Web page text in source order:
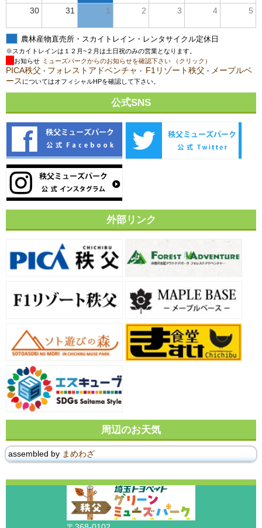
30 31 1 2 3 4 5
農林産物直売所・スカイトレイン・レンタサイクル定休日
※スカイトレインは１２月~２月は土日祝のみの営業となります。
お知らせ ミューズパークからのお知らせを確認下さい （クリック）
PICA秩父 ・ フォレストアドベンチャ ・ F1リゾート秩父 ・ メープルベ
ース についてはオフィシャルHPを確認して下さい。
公式SNS
外部リンク
周辺のお天気
assembled by まめわざ